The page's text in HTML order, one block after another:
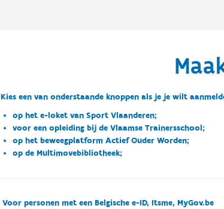
Kies een van onderstaande knoppen als je je wilt
op het e-loket van Sport Vlaanderen;
voor een opleiding bij de Vlaamse Trainersschool;
op het beweegplatform Actief Ouder Worden;
op de Multimovebibliotheek;
Voor personen met een Belgische e-ID, Itsme, MyGov.be